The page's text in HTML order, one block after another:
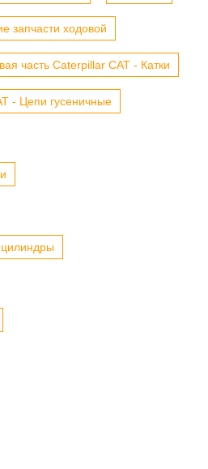
запчасти ходовой
часть Caterpillar CAT - Катки
- Цепи гусеничные